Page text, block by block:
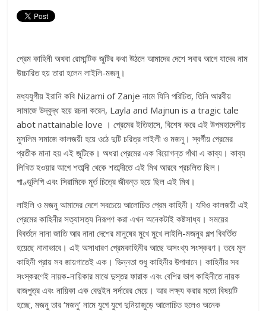
প্রেম কাহিনী অথবা রোমান্টিক জুটির কথা উঠলে আমাদের দেশে সবার আগে যাদের নাম
উচ্চারিত হয় তারা হলেন লাইলি-মজনু।
মধ্যযুগীয় ইরানি কবি Nizami of Zanje নামে যিনি পরিচিত, তিনি আরবীয়
সামাজে উদ্বুদ্ধ হয়ে রচনা করেন, Layla and Majnun is a tragic tale
abot nattainable love । প্রেমের ইতিহাসে, বিশেষ করে এই উপমহাদেশীয়
মুসলিম সমাজে কালজয়ী হয়ে ওঠে দুটি চরিত্র লাইলী ও মজনু। স্বর্গীয় প্রেমের
প্রতীক মানা হয় এই জুটিকে। অধরা প্রেমের এক বিয়োগন্ত গাঁথা এ কাব্য। কাব্য
লিখিত হওয়ার আগে শতাব্দী থেকে শতাব্দীতে এই মিথ আরবে প্রচলিত ছিল।
পাণ্ডুলিপি এবং সিরামিকে মূর্ত চিত্রে জীবন্ত হয়ে ছিল এই মিথ।
লাইলি ও মজনু আমাদের দেশে সবচেয়ে আলোচিত প্রেম কাহিনী। যদিও কালজয়ী এই
প্রেমের কাহিনীর সত্যাসত্য নিরূপণ করা এখন অনেকটাই কষ্টসাধ্য। সময়ের
বিবর্তনে নানা জাতি আর নানা দেশের মানুষের মুখে মুখে লাইলি-মজনুর গল্প বিবর্তিত
হয়েছে নানাভাবে। এই অসাধারণ প্রেমকাহিনীর আছে অসংখ্য সংস্করণ। তবে মূল
কাহিনী প্রায় সব জায়গাতেই এক। ভিন্নতা শুধু কাহিনীর উপাদানে। কাহিনীর সব
সংস্করণেই নায়ক-নায়িকার মাঝে দুস্তর ফারাক এবং বেশির ভাগ কাহিনীতে নায়ক
রাজপুত্র এবং নায়িকা এক বেদুইন সর্দারের মেয়ে। আর লক্ষ্য করার মতো বিষয়টি
হচ্ছে, মজনু তার ‘মজনু’ নামে যুগে যুগে দুনিয়াজুড়ে আলোচিত হলেও অনেক